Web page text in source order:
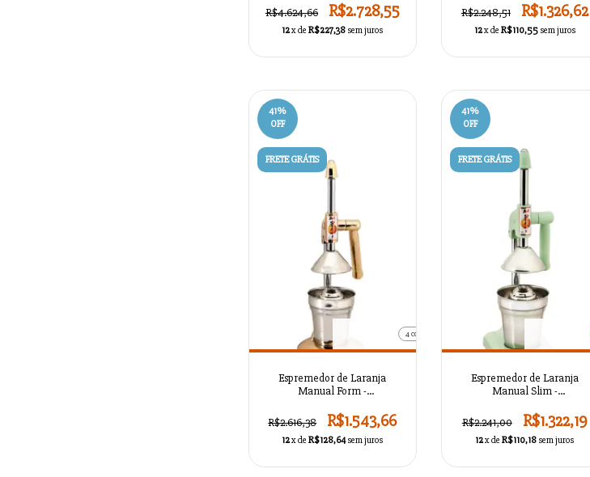
R$4.624,66
R$2.728,55
12x deR$227,38 sem juros
R$2.248,51
R$1.326,62
12x de R$110,55 sem juros
41%
OFF
FRETE GRÁTIS
4 cores
Espremedor de Laranja
Manual Form -
R$2.616,38
R$1.543,66
12x deR$128,64sem juros
41%
OFF
FRETE GRÁTIS
Espremedor de Laranja
Manual Slim -
R$2.241,00
R$1.322,19
12x deR$110,18 sem juros